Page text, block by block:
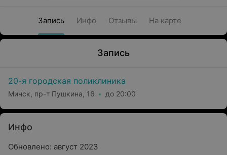
Запись Инфо Отзывы На карте
Запись
20-я городская поликлиника
Минск, пр-т Пушкина, 16 до 20:00
Инфо
Обновлено: август 2023